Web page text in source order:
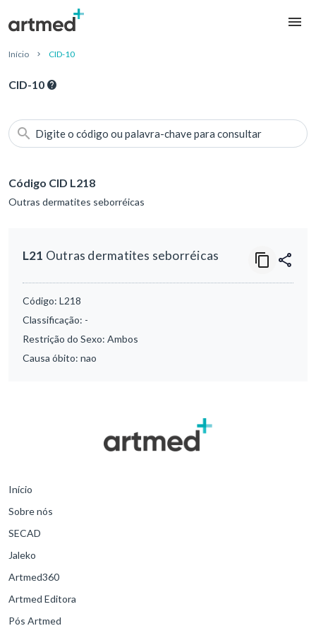
Início CID-10
CID-10
Digite o código ou palavra-chave para consultar
Código CID L218
Outras dermatites seborréicas
L21 Outras dermatites seborréicas
Código: L218
Classificação: -
Restrição do Sexo: Ambos
Causa óbito: nao
Início
Sobre nós
SECAD
Jaleko
Artmed360
Artmed Editora
Pós Artmed